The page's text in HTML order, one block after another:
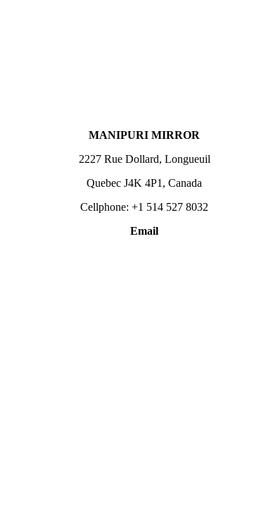
MANIPURI MIRROR
2227 Rue Dollard, Longueuil
Quebec J4K 4P1, Canada
Cellphone: +1 514 527 8032
Email